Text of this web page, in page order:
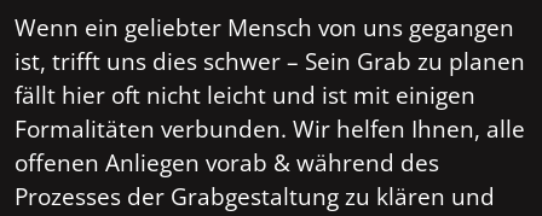
Wenn ein geliebter Mensch von uns gegangen
ist, trifft uns dies schwer – Sein Grab zu planen
fällt hier oft nicht leicht und ist mit einigen
Formalitäten verbunden. Wir helfen Ihnen, alle
offenen Anliegen vorab & während des
Prozesses der Grabgestaltung zu klären und